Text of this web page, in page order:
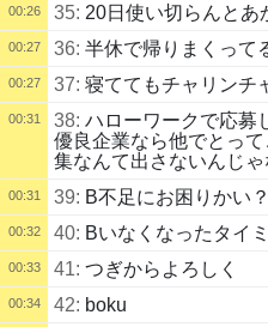
00:26 35: 20日使い切らんとあ
00:27 36: 半休で帰りまくって
00:27 37: 寝ててもチャリンチ
00:31 38: ハローワークで応募
優良企業なら他でとっ
集なんて出さないんじゃ
00:31 39: B不足にお困りかい？
00:32 40: Bいなくなったタイ
00:33 41: つぎからよろしく
00:34 42: boku